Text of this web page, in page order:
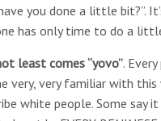
you done a little bit?”.
has only time to do a
least comes “yovo”.
very, very familiar with
white people. Some say